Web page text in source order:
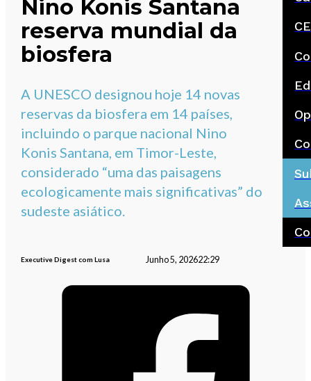
Nino Konis Santana
reserva mundial da
biosfera
A UNESCO designou hoje 14 novas
reservas da biosfera em 14 países,
incluindo o parque nacional Nino
Konis Santana, em Timor-Leste,
considerado “uma das paisagens
ecologicamente mais significativas” do
sudeste asiático.
Executive Digest com Lusa Junho 5, 202622:29